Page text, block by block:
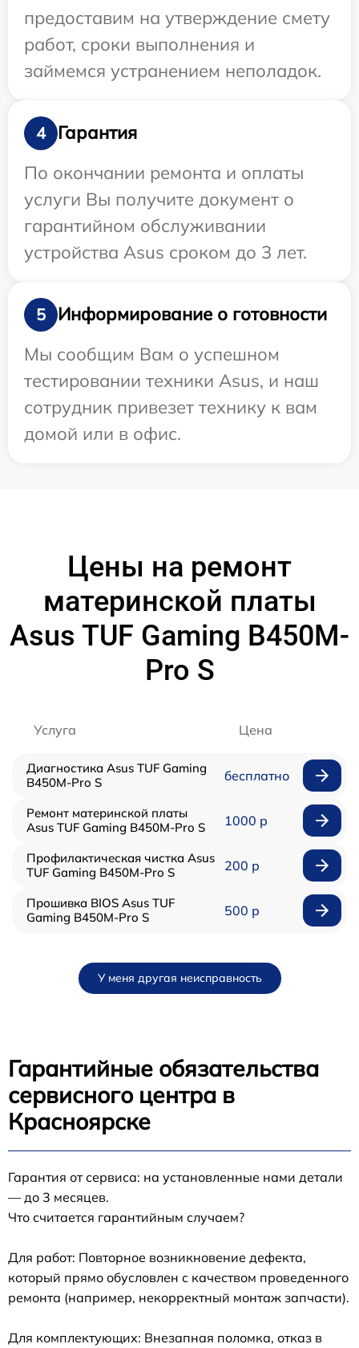
предоставим на утверждение смету
работ, сроки выполнения и
займемся устранением неполадок.
4
Гарантия
По окончании ремонта и оплаты
услуги Вы получите документ о
гарантийном обслуживании
устройства Asus сроком до 3 лет.
5
Информирование о готовности
Мы сообщим Вам о успешном
тестировании техники Asus, и наш
сотрудник привезет технику к вам
домой или в офис.
Цены на ремонт
материнской платы
Asus TUF Gaming B450M-
Pro S
Услуга Цена
Диагностика Asus TUF Gaming
B450M-Pro S
бесплатно
Ремонт материнской платы
Asus TUF Gaming B450M-Pro S
1000 р
Профилактическая чистка Asus
TUF Gaming B450M-Pro S
200 р
Прошивка BIOS Asus TUF
Gaming B450M-Pro S
500 р
У меня другая неисправность
Гарантийные обязательства
сервисного центра в
Красноярске
Гарантия от сервиса: на установленные нами детали
— до 3 месяцев.
Что считается гарантийным случаем?
Для работ: Повторное возникновение дефекта,
который прямо обусловлен с качеством проведенного
ремонта (например, некорректный монтаж запчасти).
Для комплектующих: Внезапная поломка, отказ в